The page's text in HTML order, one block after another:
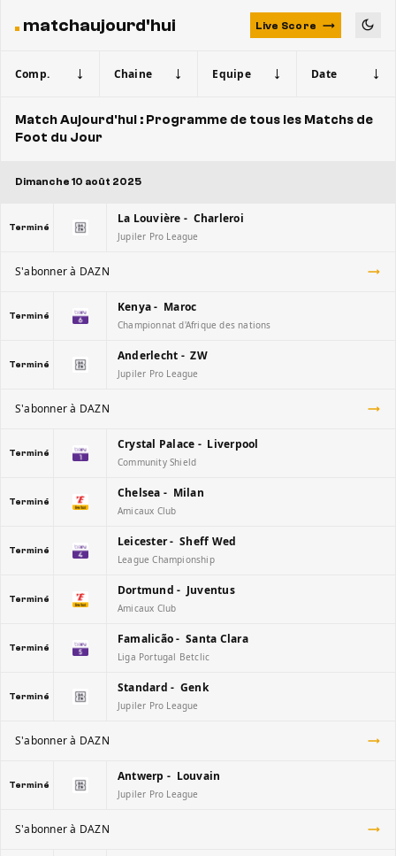
matchaujourd'hui Live Score
Comp. Chaine Equipe Date
Match Aujourd'hui : Programme de tous les Matchs de
Foot du Jour
Dimanche 10 août 2025
Terminé
La Louvière - Charleroi
Jupiler Pro League
S'abonner à DAZN
Terminé
Kenya - Maroc
Championnat d'Afrique des nations
Terminé
Anderlecht - ZW
Jupiler Pro League
S'abonner à DAZN
Terminé
Crystal Palace - Liverpool
Community Shield
Terminé
Chelsea - Milan
Amicaux Club
Terminé
Leicester - Sheff Wed
League Championship
Terminé
Dortmund - Juventus
Amicaux Club
Terminé
Famalicão - Santa Clara
Liga Portugal Betclic
Terminé
Standard - Genk
Jupiler Pro League
S'abonner à DAZN
Terminé
Antwerp - Louvain
Jupiler Pro League
S'abonner à DAZN